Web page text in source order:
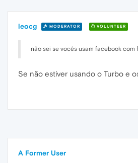
leocg MODERATOR VOLUNTEER
não sei se vocês usam facebook
Se não estiver usando o Turbo e
A Former User